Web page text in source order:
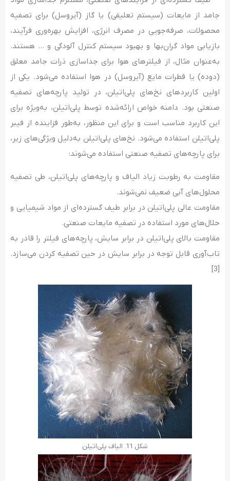
جامد از مایعات (سیستم تعلیقی) یا گاز (آیروسل) برای تصفیه
محصولات، صرفه‌جویی در مصرف انرژی، افزایش بهره‌وری فرآیند،
بازیابی مواد گران‌بها و بهبود سیستم کنترل آلودگی و … هستند.
به‌عنوان مثال، از فیلترهای هوا برای جداسازی ذرات جامد معلق
(دوده) یا قطرات مایع (آیروسل) در هوا استفاده می‌شود. یکی از
اولین کاربردهای نخ‌های پلی‌اتیلن، در تولید پارچه‌های تصفیه
صنعتی بود. دامنه خواص ارائه‌شده توسط پلی‌اتیلن، به‌ویژه برای
این کاربرد مناسب است و برای این منظور، به‌طور فزاینده از فیبر
پلی‌اتیلن استفاده می‌شود. نخ‌های پلی‌اتیلن به‌دلیل ویژگی‌های زیر،
برای پارچه‌های تصفیه صنعتی استفاده می‌شوند:
مقاومت به رطوبت زیاد الیاف و پارچه‌های پلی‌اتیلن، طی تصفیه
محلول‌های آبی ضعیف نمی‌شوند.
مقاومت عالی پلی‌اتیلن در برابر طیف گسترده‌ای از مواد شیمیایی و
حلال‌های مورد استفاده در تصفیه مایعات صنعتی.
مقاومت بالای پلی‌اتیلن در برابر سایش، پارچه‌های فیلتر را قادر به
تاب‌آوری قابل توجه در برابر سایش در حین تصفیه کردن می‌سازد.
[3]
شکل 11. الیاف پلی‌اتیلن